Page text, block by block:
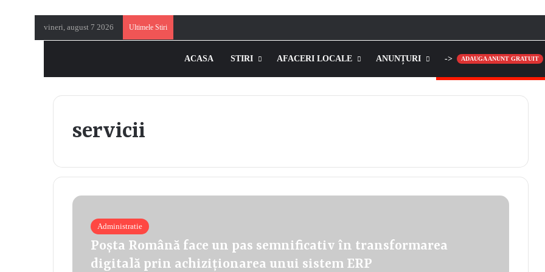
vineri, august 7 2026 Ultimele Stiri
ACASA STIRI AFACERI LOCALE ANUNȚURI -> ADAUGA ANUNT GRATUIT
servicii
Administratie
Poşta Română face un pas semnificativ în transformarea
digitală prin achiziţionarea unui sistem ERP